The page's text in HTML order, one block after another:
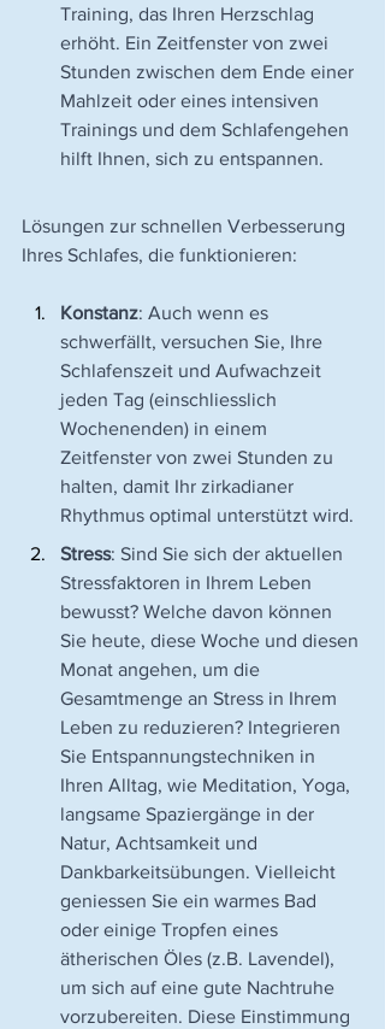
Training, das Ihren Herzschlag
erhöht. Ein Zeitfenster von zwei
Stunden zwischen dem Ende einer
Mahlzeit oder eines intensiven
Trainings und dem Schlafengehen
hilft Ihnen, sich zu entspannen.
Lösungen zur schnellen Verbesserung
Ihres Schlafes, die funktionieren:
Konstanz: Auch wenn es
schwerfällt, versuchen Sie, Ihre
Schlafenszeit und Aufwachzeit
jeden Tag (einschliesslich
Wochenenden) in einem
Zeitfenster von zwei Stunden zu
halten, damit Ihr zirkadianer
Rhythmus optimal unterstützt wird.
Stress: Sind Sie sich der aktuellen
Stressfaktoren in Ihrem Leben
bewusst? Welche davon können
Sie heute, diese Woche und diesen
Monat angehen, um die
Gesamtmenge an Stress in Ihrem
Leben zu reduzieren? Integrieren
Sie Entspannungstechniken in
Ihren Alltag, wie Meditation, Yoga,
langsame Spaziergänge in der
Natur, Achtsamkeit und
Dankbarkeitsübungen. Vielleicht
geniessen Sie ein warmes Bad
oder einige Tropfen eines
ätherischen Öles (z.B. Lavendel),
um sich auf eine gute Nachtruhe
vorzubereiten. Diese Einstimmung